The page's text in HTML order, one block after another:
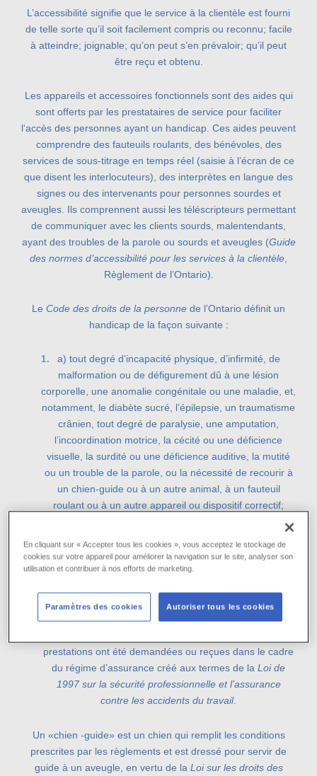
L’accessibilité signifie que le service à la clientèle est fourni
de telle sorte qu’il soit facilement compris ou reconnu; facile
à atteindre; joignable; qu’on peut s’en prévaloir; qu’il peut
être reçu et obtenu.
Les appareils et accessoires fonctionnels sont des aides qui
sont offerts par les prestataires de service pour faciliter
l‘accès des personnes ayant un handicap. Ces aides peuvent
comprendre des fauteuils roulants, des bénévoles, des
services de sous-titrage en temps réel (saisie à l’écran de ce
que disent les interlocuteurs), des interprètes en langue des
signes ou des intervenants pour personnes sourdes et
aveugles. Ils comprennent aussi les téléscripteurs permettant
de communiquer avec les clients sourds, malentendants,
ayant des troubles de la parole ou sourds et aveugles (Guide
des normes d’accessibilité pour les services à la clientèle
Règlement de l’Ontario).
Le Code des droits de la personne de l’Ontario définit un
handicap de la façon suivante :
a) tout degré d’incapacité physique, d’infirmité, de
malformation ou de défigurement dû à une lésion
corporelle, une anomalie congénitale ou une maladie, et,
notamment, le diabète sucré, l’épilepsie, un traumatisme
crânien, tout degré de paralysie, une amputation,
l’incoordination motrice, la cécité ou une déficience
visuelle, la surdité ou une déficience auditive, la mutité
ou un trouble de la parole, ou la nécessité de recourir à
un chien-guide ou à un autre animal, à un fauteuil
roulant ou à un autre appareil ou dispositif correctif;
b) un état d’affaiblissement mental ou une déficience
c) une difficulté d’apprentissage ou un
dysfonctionnement d’un ou de plusieurs des processus
de la langue parlée;
d) un trouble mental; ou
prestations ont été demandées ou reçues dans le cadre
du régime d’assurance créé aux termes de la Loi de
1997 sur la sécurité professionnelle et l’assurance
contre les accidents du travail.
Un «chien -guide» est un chien qui remplit les conditions
prescrites par les règlements et est dressé pour servir de
guide à un aveugle, en vertu de la Loi sur les droits des
En cliquant sur « Accepter tous les cookies », vous acceptez le stockage de
cookies sur votre appareil pour améliorer la navigation sur le site, analyser son
utilisation et contribuer à nos efforts de marketing.
Paramètres des cookies Autoriser tous les cookies